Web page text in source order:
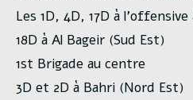
Les 1D, 4D, 17D à
18D à Al Bageir (Sud Est)
1st Brigade au centre
3D et 2D à Bahri (Nord Est)